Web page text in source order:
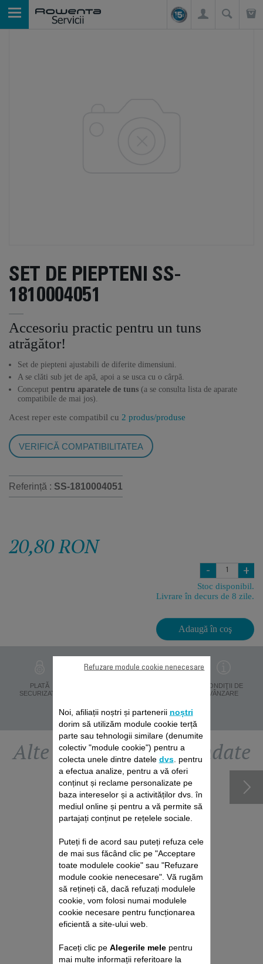
SET DE PIEPTENI SS-
1810004051
Accesoriu practic pentru un tuns
atrăgător!
Set de piepteni ajustabili de diferite dimensiuni.
A se clăti sub jet de apă, apoi a se usca cu o cârpă.
Conceput pentru aparatele de tuns (a se consulta lista de aparate
compatibile de mai jos).
Acest reper este compatibil cu 2 produs/produse
VERIFICĂ COMPATIBILITATEA
Referință : SS-1810004051
20,80 RON
- +
Stoc disponibil.
Livrare în decurs de 8 zile.
Adaugă în coş
PLATĂ
SECURIZATĂ
CONDIŢII DE
VÂNZARE
Alte accesorii recomandate
PERIUȚĂ CS-10000375
Stoc disponibil.
Noi, afiliații noștri și partenerii noștri
dorim să utilizăm module cookie terță
parte sau tehnologii similare (denumite
colectiv "module cookie") pentru a
colecta unele dintre datele dvs. pentru
a efectua analize, pentru a vă oferi
conținut și reclame personalizate pe
baza intereselor și a activităților dvs. în
mediul online și pentru a vă permite să
partajați conținut pe rețelele sociale.
Puteți fi de acord sau puteți refuza cele
de mai sus făcând clic pe "Acceptare
toate modulele cookie" sau "Refuzare
module cookie nenecesare". Vă rugăm
să rețineți că, dacă refuzați modulele
cookie, vom folosi numai modulele
cookie necesare pentru funcționarea
eficientă a site-ului web.
Faceți clic pe Alegerile melepentru
mai multe informații referitoare la
Refuzare module cookie nenecesare